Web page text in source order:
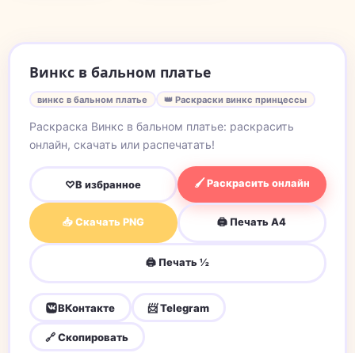
Винкс в бальном платье
винкс в бальном платье 👑 Раскраски винкс принцессы
Раскраска Винкс в бальном платье: раскрасить
онлайн, скачать или распечатать!
♡В избранное 🖌 Раскрасить онлайн
📥 Скачать PNG 🖨 Печать A4
🖨 Печать ½
ВКонтакте 📨 Telegram
🔗 Скопировать